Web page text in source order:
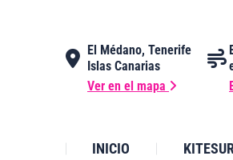
El Médano, Tenerife
Islas Canarias
Ver en el mapa
INICIO